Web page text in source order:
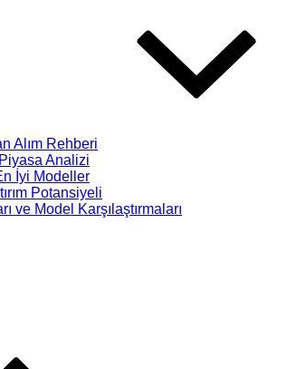
Alım Rehberi
Analizi
İyi Modeller
Potansiyeli
ve Model Karşılaştırmaları